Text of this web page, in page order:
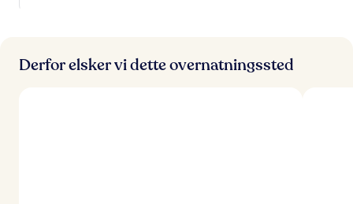
d
e
Derfor elsker vi dette overnatningssted